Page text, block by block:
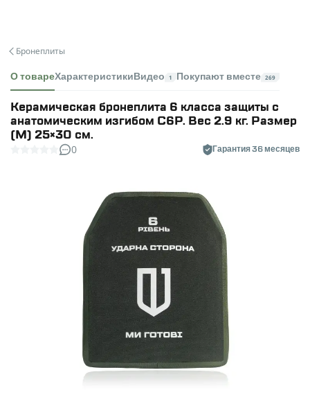
Бронеплиты
О товареХарактеристики Видео 1 Покупают вместе 269
Керамическая бронеплита 6 класса защиты с
анатомическим изгибом C6P. Вес 2.9 кг. Размер
(М) 25×30 см.
0 Гарантия 36 месяцев